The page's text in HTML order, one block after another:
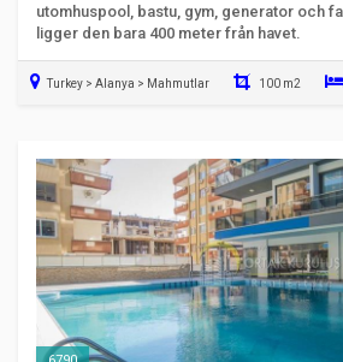
utomhuspool, bastu, gym, generator och
ligger den bara 400 meter från havet.
Turkey > Alanya > Mahmutlar 100 m2